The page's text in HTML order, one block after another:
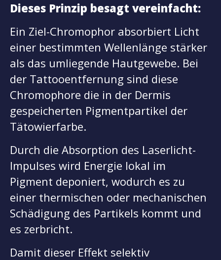
Dieses Prinzip besagt vereinfacht:
Ein Ziel-Chromophor absorbiert Licht
einer bestimmten Wellenlänge stärker
als das umliegende Hautgewebe. Bei
der Tattooentfernung sind diese
Chromophore die in der Dermis
gespeicherten Pigmentpartikel der
Tätowierfarbe.
Durch die Absorption des Laserlicht-
Impulses wird Energie lokal im
Pigment deponiert, wodurch es zu
einer thermischen oder mechanischen
Schädigung des Partikels kommt und
es zerbricht.
Damit dieser Effekt selektiv